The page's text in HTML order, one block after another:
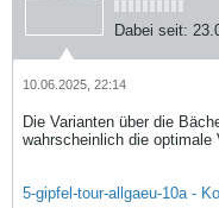
Dabei seit:
10.06.2025, 22:14
Die Varianten über die
wahrscheinlich die optimale
5-gipfel-tour-allgaeu-10a -